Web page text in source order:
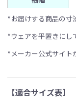
*お届けする商品の寸
*ウェアを平置きにし
*メーカー公式サイト
【適合サイズ表】